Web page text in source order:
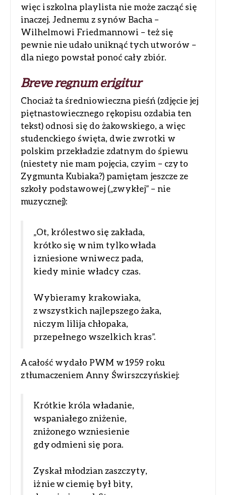
więc i szkolna playlista nie może zacząć się
inaczej. Jednemu z synów Bacha –
Wilhelmowi Friedmannowi – też się
pewnie nie udało uniknąć tych utworów –
dla niego powstał ponoć cały zbiór.
Breve regnum erigitur
Chociaż ta średniowieczna pieśń (zdjęcie jej
piętnastowiecznego rękopisu ozdabia ten
tekst) odnosi się do żakowskiego, a więc
studenckiego święta, dwie zwrotki w
polskim przekładzie zdatnym do śpiewu
(niestety nie mam pojęcia, czyim – czy to
Zygmunta Kubiaka?) pamiętam jeszcze ze
szkoły podstawowej („zwykłej” – nie
muzycznej):
„Ot, królestwo się zakłada,
krótko się w nim tylko włada
i zniesione wniwecz pada,
kiedy minie władcy czas.
Wybieramy krakowiaka,
z wszystkich najlepszego żaka,
niczym lilija chłopaka,
przepełnego wszelkich kras”.
A całość wydało PWM w 1959 roku
z tłumaczeniem Anny Świrszczyńskiej:
Krótkie króla władanie,
wspaniałego zniżenie,
zniżonego wzniesienie
gdy odmieni się pora.
Zyskał młodzian zaszczyty,
iż nie w ciemię był bity,